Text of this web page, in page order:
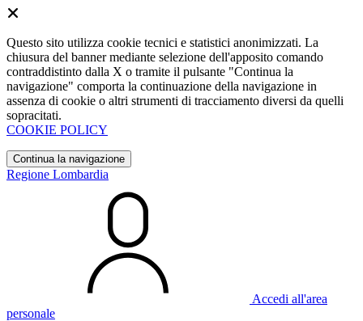
Questo sito utilizza cookie tecnici e statistici anonimizzati. La
chiusura del banner mediante selezione dell'apposito comando
contraddistinto dalla X o tramite il pulsante "Continua la
navigazione" comporta la continuazione della navigazione in
assenza di cookie o altri strumenti di tracciamento diversi da quelli
sopracitati.
COOKIE POLICY
Continua la navigazione
Regione Lombardia
Accedi all'area
personale